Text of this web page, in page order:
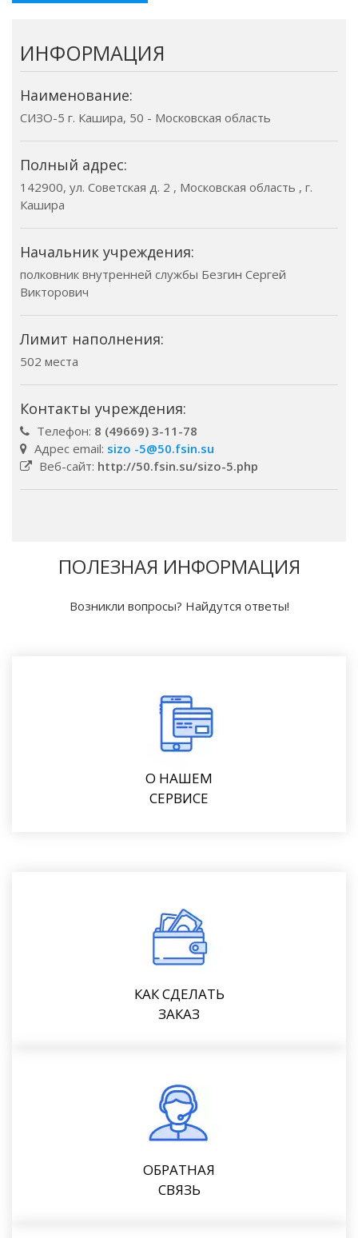
ИНФОРМАЦИЯ
Наименование:
СИЗО-5 г. Кашира, 50 - Московская область
Полный адрес:
142900, ул. Советская д. 2 , Московская область , г.
Кашира
Начальник учреждения:
полковник внутренней службы Безгин Сергей
Викторович
Лимит наполнения:
502 места
Контакты учреждения:
Телефон: 8 (49669) 3-11-78
Адрес email: sizo -5@50.fsin.su
Веб-сайт: http://50.fsin.su/sizo-5.php
ПОЛЕЗНАЯ ИНФОРМАЦИЯ
Возникли вопросы? Найдутся ответы!
О НАШЕМ
СЕРВИСЕ
КАК СДЕЛАТЬ
ЗАКАЗ
ОБРАТНАЯ
СВЯЗЬ